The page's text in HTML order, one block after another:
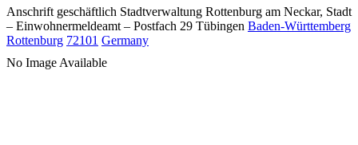
Anschrift geschäftlich Stadtverwaltung Rottenburg am Neckar, Stadt
– Einwohnermeldeamt – Postfach 29 Tübingen Baden-Württemberg
Rottenburg 72101 Germany
No Image Available